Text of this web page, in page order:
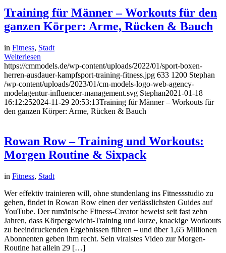
Training für Männer – Workouts für den
ganzen Körper: Arme, Rücken & Bauch
in Fitness, Stadt
Weiterlesen
https://cmmodels.de/wp-content/uploads/2022/01/sport-boxen-
herren-ausdauer-kampfsport-training-fitness.jpg 633 1200 Stephan
/wp-content/uploads/2023/01/cm-models-logo-web-agency-
modelagentur-influencer-management.svg Stephan2021-01-18
16:12:252024-11-29 20:53:13Training für Männer – Workouts für
den ganzen Körper: Arme, Rücken & Bauch
Rowan Row – Training und Workouts:
Morgen Routine & Sixpack
in Fitness, Stadt
Wer effektiv trainieren will, ohne stundenlang ins Fitnessstudio zu
gehen, findet in Rowan Row einen der verlässlichsten Guides auf
YouTube. Der rumänische Fitness-Creator beweist seit fast zehn
Jahren, dass Körpergewicht-Training und kurze, knackige Workouts
zu beeindruckenden Ergebnissen führen – und über 1,65 Millionen
Abonnenten geben ihm recht. Sein viralstes Video zur Morgen-
Routine hat allein 29 […]